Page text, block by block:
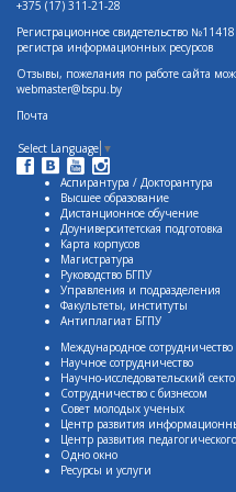
+375 (17) 311-21-28
Регистрационное свидетельство
регистра информационных ресурсов
Отзывы, пожелания по работе сайта
webmaster@bspu.by
Почта
Select Language ▼
Аспирантура / Докторантура
Высшее образование
Дистанционное обучение
Доуниверситетская подготовка
Карта корпусов
Магистратура
Руководство БГПУ
Управления и подразделения
Факультеты, институты
Антиплагиат БГПУ
Международное сотрудничество
Научное сотрудничество
Научно-исследовательский
Сотрудничество с бизнесом
Совет молодых ученых
Центр развития
Центр развития
Одно окно
Ресурсы и услуги